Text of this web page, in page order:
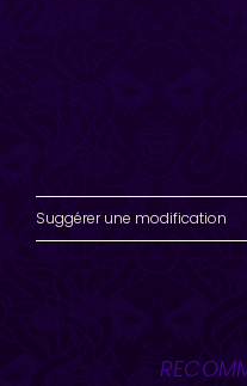
Suggérer une modification